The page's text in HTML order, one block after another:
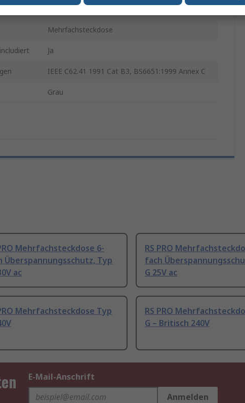
Mehrfachsteckdose
Ja
IEEE C62.41 1991 Cat B3, BS6651:1999 Annex C
Grau
Mehrfachsteckdose 6-
Überspannungsschutz, Typ
ac
RS PRO
fach
G 25V ac
Mehrfachsteckdose Typ
RS PRO
G – Britisch 240V
E-Mail-Anschrift
Anmelden